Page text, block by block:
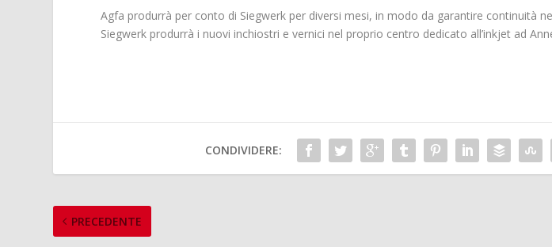
Agfa produrrà per conto di Siegwerk per diversi mesi, in modo da garantire continuità
Siegwerk produrrà i nuovi inchiostri e vernici nel proprio centro dedicato all’inkjet ad
CONDIVIDERE:
PRECEDENTE